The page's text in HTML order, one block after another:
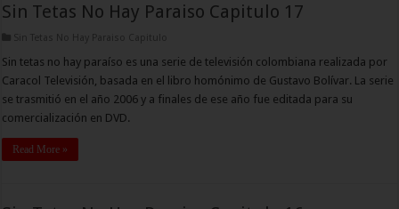
Sin Tetas No Hay Paraiso Capitulo 17
Sin Tetas No Hay Paraiso Capitulo
Sin tetas no hay paraíso es una serie de televisión colombiana realizada por
Caracol Televisión, basada en el libro homónimo de Gustavo Bolívar. La serie
se trasmitió en el año 2006 y a finales de ese año fue editada para su
comercialización en DVD.
Read More »